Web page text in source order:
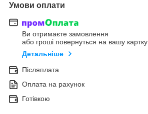
Умови оплати
Ви отримаєте замовлення
або гроші повернуться на вашу картку
Детальніше
Післяплата
Оплата на рахунок
Готівкою